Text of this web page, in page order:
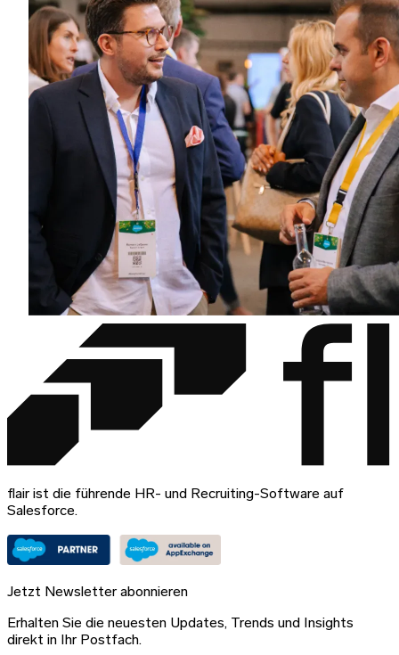
flair ist die führende HR- und Recruiting-Software auf
Salesforce.
Jetzt Newsletter abonnieren
Erhalten Sie die neuesten Updates, Trends und Insights
direkt in Ihr Postfach.